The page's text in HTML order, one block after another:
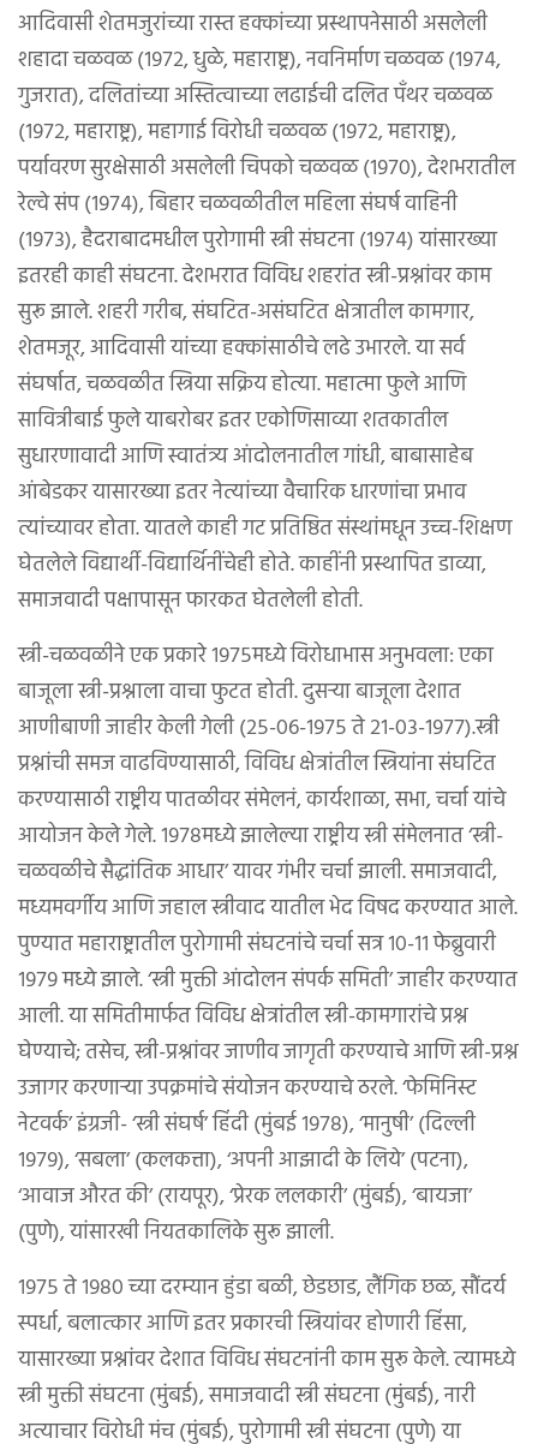
आदिवासी शेतमजुरांच्या रास्त हक्कांच्या प्रस्थापनेसाठी असलेली
शहादा चळवळ (१९७२, धुळे, महाराष्ट्र), नवनिर्माण चळवळ (१९७४,
गुजरात), दलितांच्या अस्तित्वाच्या लढाईची दलित पँथर चळवळ
(१९७२, महाराष्ट्र), महागाई विरोधी चळवळ (१९७२, महाराष्ट्र),
पर्यावरण सुरक्षेसाठी असलेली चिपको चळवळ (१९७०), देशभरातील
रेल्वे संप (१९७४), बिहार चळवळीतील महिला संघर्ष वाहिनी
(१९७३), हैदराबादमधील पुरोगामी स्त्री संघटना (१९७४) यांसारख्या
इतरही काही संघटना. देशभरात विविध शहरांत स्त्री-प्रश्नांवर काम
सुरू झाले. शहरी गरीब, संघटित-असंघटित क्षेत्रातील कामगार,
शेतमजूर, आदिवासी यांच्या हक्कांसाठीचे लढे उभारले. या सर्व
संघर्षात, चळवळीत स्त्रिया सक्रिय होत्या. महात्मा फुले आणि
सावित्रीबाई फुले याबरोबर इतर एकोणिसाव्या शतकातील
सुधारणावादी आणि स्वातंत्र्य आंदोलनातील गांधी, बाबासाहेब
आंबेडकर यासारख्या इतर नेत्यांच्या वैचारिक धारणांचा प्रभाव
त्यांच्यावर होता. यातले काही गट प्रतिष्ठित संस्थांमधून उच्च-शिक्षण
घेतलेले विद्यार्थी-विद्यार्थिनींचेही होते. काहींनी प्रस्थापित डाव्या,
समाजवादी पक्षापासून फारकत घेतलेली होती.
स्त्री-चळवळीने एक प्रकारे १९७५मध्ये विरोधाभास अनुभवला: एका
बाजूला स्त्री-प्रश्नाला वाचा फुटत होती. दुसऱ्या बाजूला देशात
आणीबाणी जाहीर केली गेली (२५-०६-१९७५ ते २१-०३-१९७७).स्त्री
प्रश्नांची समज वाढविण्यासाठी, विविध क्षेत्रांतील स्त्रियांना संघटित
करण्यासाठी राष्ट्रीय पातळीवर संमेलनं, कार्यशाळा, सभा, चर्चा यांचे
आयोजन केले गेले. १९७८मध्ये झालेल्या राष्ट्रीय स्त्री संमेलनात ‘स्त्री-
चळवळीचे सैद्धांतिक आधार’ यावर गंभीर चर्चा झाली. समाजवादी,
मध्यमवर्गीय आणि जहाल स्त्रीवाद यातील भेद विषद करण्यात आले.
पुण्यात महाराष्ट्रातील पुरोगामी संघटनांचे चर्चा सत्र १०-११ फेब्रुवारी
१९७९ मध्ये झाले. ‘स्त्री मुक्ती आंदोलन संपर्क समिती’ जाहीर करण्यात
आली. या समितीमार्फत विविध क्षेत्रांतील स्त्री-कामगारांचे प्रश्न
घेण्याचे; तसेच, स्त्री-प्रश्नांवर जाणीव जागृती करण्याचे आणि स्त्री-प्रश्न
उजागर करणाऱ्या उपक्रमांचे संयोजन करण्याचे ठरले. ‘फेमिनिस्ट
नेटवर्क’ इंग्रजी- ‘स्त्री संघर्ष’ हिंदी (मुंबई १९७८), ‘मानुषी’ (दिल्ली
१९७९), ‘सबला’ (कलकत्ता), ‘अपनी आझादी के लिये’ (पटना),
‘आवाज औरत की’ (रायपूर), ‘प्रेरक ललकारी’ (मुंबई), ‘बायजा’
(पुणे), यांसारखी नियतकालिके सुरू झाली.
१९७५ ते १९८० च्या दरम्यान हुंडा बळी, छेडछाड, लैंगिक छळ, सौंदर्य
स्पर्धा, बलात्कार आणि इतर प्रकारची स्त्रियांवर होणारी हिंसा,
यासारख्या प्रश्नांवर देशात विविध संघटनांनी काम सुरू केले. त्यामध्ये
स्त्री मुक्ती संघटना (मुंबई), समाजवादी स्त्री संघटना (मुंबई), नारी
अत्याचार विरोधी मंच (मुंबई), पुरोगामी स्त्री संघटना (पुणे) या